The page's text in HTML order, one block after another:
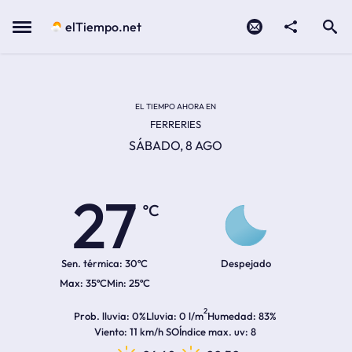
Menu elTiempo.net
EL TIEMPO AHORA EN
FERRERIES
SÁBADO, 8 AGO
27
ºC
Sen. térmica: 30ºC
35ºC 25ºC
Despejado
Prob. lluvia 0%Lluvia 0 l/m2Humedad 83%
Viento 11 km/h SOÍndice max. uv 8